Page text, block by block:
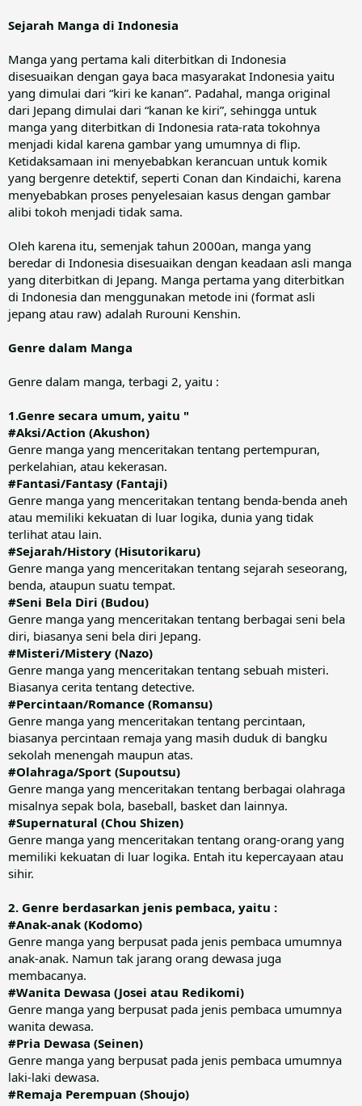
Sejarah Manga di Indonesia
Manga yang pertama kali diterbitkan di Indonesia
disesuaikan dengan gaya baca masyarakat Indonesia yaitu
yang dimulai dari “kiri ke kanan”. Padahal, manga original
dari Jepang dimulai dari “kanan ke kiri”, sehingga untuk
manga yang diterbitkan di Indonesia rata-rata tokohnya
menjadi kidal karena gambar yang umumnya di flip.
Ketidaksamaan ini menyebabkan kerancuan untuk komik
yang bergenre detektif, seperti Conan dan Kindaichi, karena
menyebabkan proses penyelesaian kasus dengan gambar
alibi tokoh menjadi tidak sama.
Oleh karena itu, semenjak tahun 2000an, manga yang
beredar di Indonesia disesuaikan dengan keadaan asli manga
yang diterbitkan di Jepang. Manga pertama yang diterbitkan
di Indonesia dan menggunakan metode ini (format asli
jepang atau raw) adalah Rurouni Kenshin.
Genre dalam Manga
Genre dalam manga, terbagi 2, yaitu :
1.Genre secara umum, yaitu "
#Aksi/Action (Akushon)
Genre manga yang menceritakan tentang pertempuran,
perkelahian, atau kekerasan.
#Fantasi/Fantasy (Fantaji)
Genre manga yang menceritakan tentang benda-benda aneh
atau memiliki kekuatan di luar logika, dunia yang tidak
terlihat atau lain.
#Sejarah/History (Hisutorikaru)
Genre manga yang menceritakan tentang sejarah seseorang,
benda, ataupun suatu tempat.
#Seni Bela Diri (Budou)
Genre manga yang menceritakan tentang berbagai seni bela
diri, biasanya seni bela diri Jepang.
#Misteri/Mistery (Nazo)
Genre manga yang menceritakan tentang sebuah misteri.
Biasanya cerita tentang detective.
#Percintaan/Romance (Romansu)
Genre manga yang menceritakan tentang percintaan,
biasanya percintaan remaja yang masih duduk di bangku
sekolah menengah maupun atas.
#Olahraga/Sport (Supoutsu)
Genre manga yang menceritakan tentang berbagai olahraga
misalnya sepak bola, baseball, basket dan lainnya.
#Supernatural (Chou Shizen)
Genre manga yang menceritakan tentang orang-orang yang
memiliki kekuatan di luar logika. Entah itu kepercayaan atau
sihir.
2. Genre berdasarkan jenis pembaca, yaitu :
#Anak-anak (Kodomo)
Genre manga yang berpusat pada jenis pembaca umumnya
anak-anak. Namun tak jarang orang dewasa juga
membacanya.
#Wanita Dewasa (Josei atau Redikomi)
Genre manga yang berpusat pada jenis pembaca umumnya
wanita dewasa.
#Pria Dewasa (Seinen)
Genre manga yang berpusat pada jenis pembaca umumnya
laki-laki dewasa.
#Remaja Perempuan (Shoujo)